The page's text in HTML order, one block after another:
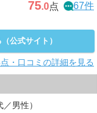
75.0点 67件
公式サイト）
・口コミの詳細を見る
男性）